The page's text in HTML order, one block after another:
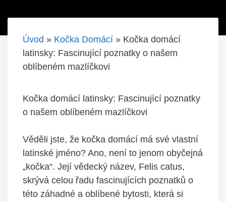
Úvod » Kočka Domácí » Kočka domácí
latinsky: Fascinující poznatky o našem
oblíbeném mazlíčkovi
Kočka domácí latinsky: Fascinující poznatky
o našem oblíbeném mazlíčkovi
Věděli jste, že kočka domácí má své vlastní
latinské jméno? Ano, není to jenom obyčejná
„kočka“. Její vědecký název, Felis catus,
skrývá celou řadu fascinujících poznatků o
této záhadné a oblíbené bytosti, která si